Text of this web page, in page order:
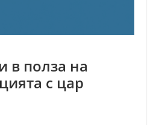
в полза на
с цар